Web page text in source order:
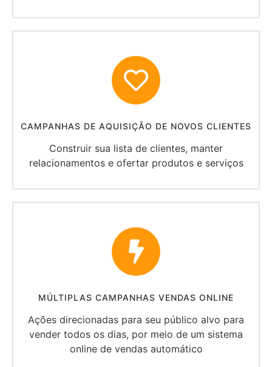
CAMPANHAS DE AQUISIÇÃO DE NOVOS CLIENTES
Construir sua lista de clientes, manter
relacionamentos e ofertar produtos e serviços
MÚLTIPLAS CAMPANHAS VENDAS ONLINE
Ações direcionadas para seu público alvo para
vender todos os dias, por meio de um sistema
online de vendas automático